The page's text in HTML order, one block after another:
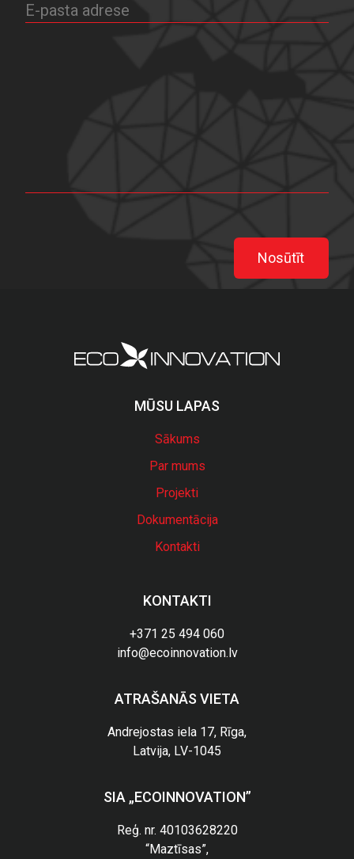
Nosūtīt
MŪSU LAPAS
Sākums
Par mums
Projekti
Dokumentācija
Kontakti
KONTAKTI
+371 25 494 060
info@ecoinnovation.lv
ATRAŠANĀS VIETA
Andrejostas iela 17, Rīga,
Latvija, LV-1045
SIA „ECOINNOVATION”
Reģ. nr. 40103628220
“Maztīsas”,